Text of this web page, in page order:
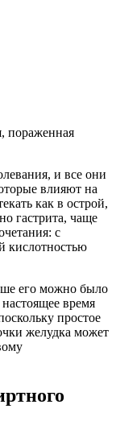
пораженная
и все они
влияют на
как в острой,
гастрита, чаще
с
кислотностью
его можно было
время
простое
желудка может